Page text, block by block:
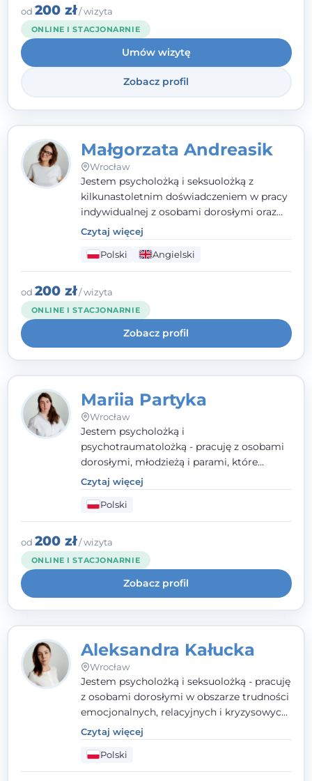
rozwiązania trudnych sytuacji) poprzez
identyfikowanie i wzmacnianie zasobów
oraz mocnych stron klienta. W swojej
pracy korzystam także z metod dialogu
motywacyjnego itreningu uważności.
od 200 zł/ wizyta
ONLINE I STACJONARNIE
Umów wizytę
Zobacz profil
Małgorzata Andreasik
Wrocław
Jestem psycholożką i seksuolożką z
kilkunastoletnim doświadczeniem w pracy
indywidualnej z osobami dorosłymi oraz
parami. Specjalizuję się w obszarze zdrowia
seksualnego, żałoby, kryzysów życiowych i
wypalenia zawodowego. Pracuję w języku
polskim i angielskim, w podejściu
humanistycznym, opartym na
partnerstwie i podmiotowości klienta.
Czytaj więcej
Polski Angielski
od 200 zł/ wizyta
ONLINE I STACJONARNIE
Zobacz profil
Mariia Partyka
Wrocław
Jestem psycholożką i
psychotraumatolożką - pracuję z osobami
dorosłymi, młodzieżą i parami, które
doświadczają kryzysów psychicznych,
traumy, stanów lękowych i trudności
relacyjnych. W pracy kieruję się
uważnością, empatią i głębokim
szacunkiem dla indywidualnej historii
każdego człowieka. Jestem w trakcie
czteroletniej szkoły psychoterapii
poznawczo-behawioralnej
rekomendowanej przez PTTPB.
Czytaj więcej
Polski
od 200 zł/ wizyta
ONLINE I STACJONARNIE
Zobacz profil
Aleksandra Kałucka
Wrocław
Jestem psycholożką i seksuolożką - pracuję
z osobami dorosłymi w obszarze trudności
emocjonalnych, relacyjnych i kryzysowych,
w tym z osobami po doświadczeniach
przemocy. Ukończyłam psychologię
kliniczną oraz studia podyplomowe z
interwencji kryzysowej i seksuologii
Czytaj więcej
Polski